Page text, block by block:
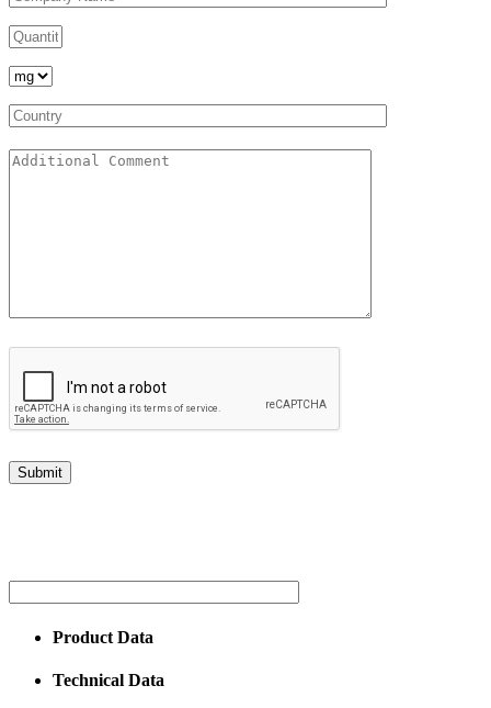
Product Data
Technical Data